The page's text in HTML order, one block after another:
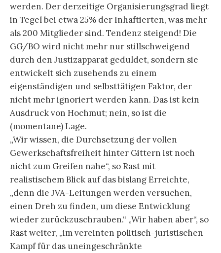
werden. Der derzeitige Organisierungsgrad liegt
in Tegel bei etwa 25% der Inhaftierten, was mehr
als 200 Mitglieder sind. Tendenz steigend! Die
GG/BO wird nicht mehr nur stillschweigend
durch den Justizapparat geduldet, sondern sie
entwickelt sich zusehends zu einem
eigenständigen und selbsttätigen Faktor, der
nicht mehr ignoriert werden kann. Das ist kein
Ausdruck von Hochmut; nein, so ist die
(momentane) Lage.
„Wir wissen, die Durchsetzung der vollen
Gewerkschaftsfreiheit hinter Gittern ist noch
nicht zum Greifen nahe“, so Rast mit
realistischem Blick auf das bislang Erreichte,
„denn die JVA-Leitungen werden versuchen,
einen Dreh zu finden, um diese Entwicklung
wieder zurückzuschrauben.“ „Wir haben aber“, so
Rast weiter, „im vereinten politisch-juristischen
Kampf für das uneingeschränkte